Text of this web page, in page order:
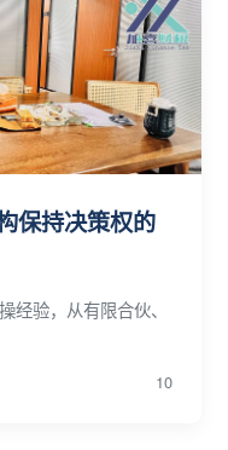
保持决策权的
经验，从有限合伙、
10